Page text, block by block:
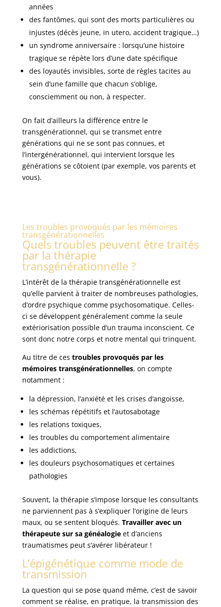
années
des fantômes, qui sont des morts particulières ou
injustes (décès jeune, in utero, accident tragique…)
un syndrome anniversaire : lorsqu’une histoire
tragique se répète lors d’une date spécifique
des loyautés invisibles, sorte de règles tacites au
sein d’une famille que chacun s’oblige,
consciemment ou non, à respecter.
On fait d’ailleurs la différence entre le
transgénérationnel, qui se transmet entre
générations qui ne se sont pas connues, et
l’intergénérationnel, qui intervient lorsque les
générations se côtoient (par exemple, vos parents et
vous).
Les troubles provoqués par les mémoires
transgénérationnelles
Quels troubles peuvent être traités
par la thérapie
transgénérationnelle ?
L’intérêt de la thérapie transgénérationnelle est
qu’elle parvient à traiter de nombreuses pathologies,
d’ordre psychique comme psychosomatique. Celles-
ci se développent généralement comme la seule
extériorisation possible d’un trauma inconscient. Ce
sont donc notre corps et notre mental qui trinquent.
Au titre de ces troubles provoqués par les
mémoires transgénérationnelles, on compte
notamment :
la dépression, l’anxiété et les crises d’angoisse,
les schémas répétitifs et l’autosabotage
les relations toxiques,
les troubles du comportement alimentaire
les addictions,
les douleurs psychosomatiques et certaines
pathologies
Souvent, la thérapie s’impose lorsque les consultants
ne parviennent pas à s’expliquer l’origine de leurs
maux, ou se sentent bloqués. Travailler avec un
thérapeute sur sa généalogieet d’anciens
traumatismes peut s’avérer libérateur !
L’épigénétique comme mode de
transmission
La question qui se pose quand même, c’est de savoir
comment se réalise, en pratique, la transmission des